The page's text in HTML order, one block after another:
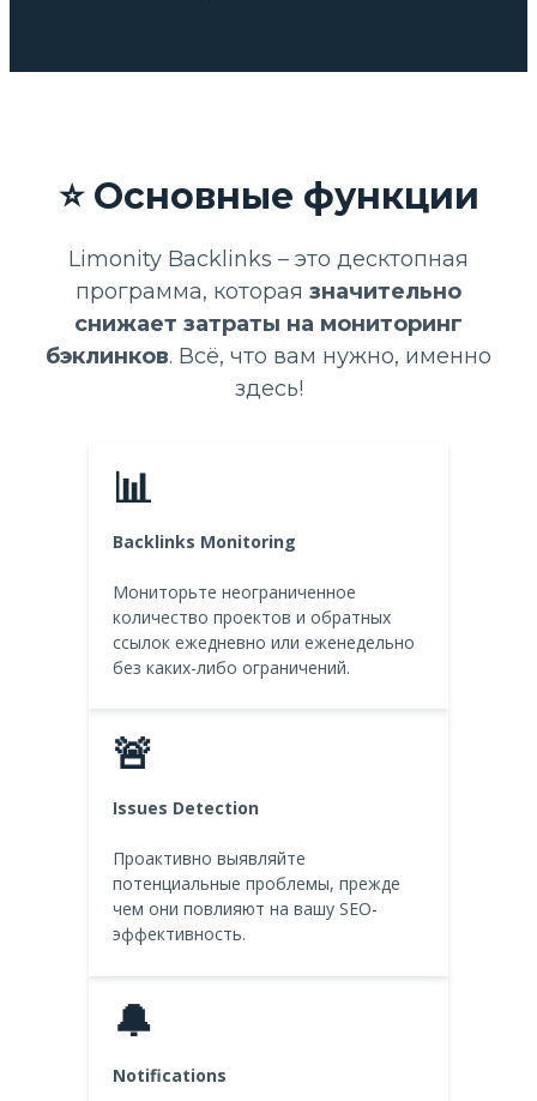
⭐️ Основные функции
Limonity Backlinks – это десктопная
программа, которая значительно
снижает затраты на мониторинг
бэклинков. Всё, что вам нужно, именно
здесь!
📊
Backlinks Monitoring
Мониторьте неограниченное
количество проектов и обратных
ссылок ежедневно или еженедельно
без каких-либо ограничений.
🚨
Issues Detection
Проактивно выявляйте
потенциальные проблемы, прежде
чем они повлияют на вашу SEO-
эффективность.
🔔
Notifications